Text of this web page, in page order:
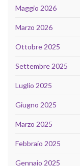
Maggio 2026
Marzo 2026
Ottobre 2025
Settembre 2025
Luglio 2025
Giugno 2025
Marzo 2025
Febbraio 2025
Gennaio 2025